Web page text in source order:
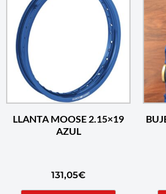
LLANTA MOOSE 2.15×19
AZUL
131,05€